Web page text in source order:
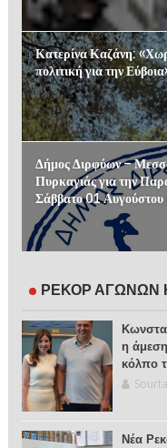
Κατερίνα Καζάνη:
πολιτική για την
Δήμος Διρφύων –
Πυρκαγιάς για την
Σάββατο 01
ΡΕΚΟΡ ΑΓΩΝΩΝ
η
κόλπο
Νέα